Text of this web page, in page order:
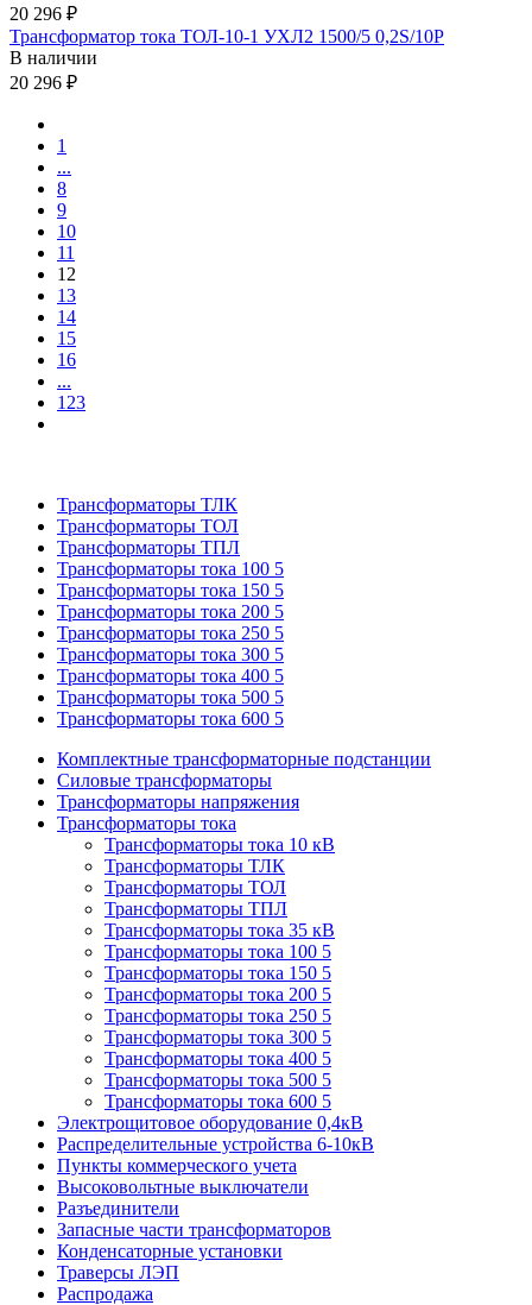
20 296 ₽
Трансформатор тока ТОЛ-10-1 УХЛ2 1500/5 0,2S/10Р
В наличии
20 296 ₽
1
...
8
9
10
11
12
13
14
15
16
...
123
Трансформаторы ТЛК
Трансформаторы ТОЛ
Трансформаторы ТПЛ
Трансформаторы тока 100 5
Трансформаторы тока 150 5
Трансформаторы тока 200 5
Трансформаторы тока 250 5
Трансформаторы тока 300 5
Трансформаторы тока 400 5
Трансформаторы тока 500 5
Трансформаторы тока 600 5
Комплектные трансформаторные подстанции
Силовые трансформаторы
Трансформаторы напряжения
Трансформаторы тока
Трансформаторы тока 10 кВ
Трансформаторы ТЛК
Трансформаторы ТОЛ
Трансформаторы ТПЛ
Трансформаторы тока 35 кВ
Трансформаторы тока 100 5
Трансформаторы тока 150 5
Трансформаторы тока 200 5
Трансформаторы тока 250 5
Трансформаторы тока 300 5
Трансформаторы тока 400 5
Трансформаторы тока 500 5
Трансформаторы тока 600 5
Электрощитовое оборудование 0,4кВ
Распределительные устройства 6-10кВ
Пункты коммерческого учета
Высоковольтные выключатели
Разъединители
Запасные части трансформаторов
Конденсаторные установки
Траверсы ЛЭП
Распродажа